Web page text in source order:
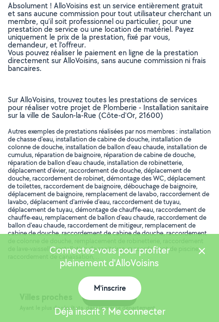
Absolument ! AlloVoisins est un service entièrement gratuit
et sans aucune commission pour tout utilisateur cherchant un
membre, qu’il soit professionnel ou particulier, pour une
prestation de service ou une location de matériel. Payez
uniquement le prix de la prestation, fixé par vous,
demandeur, et l’offreur.
Vous pouvez réaliser le paiement en ligne de la prestation
directement sur AlloVoisins, sans aucune commission ni frais
bancaires.
Sur AlloVoisins, trouvez toutes les prestations de services
pour réaliser votre projet de Plomberie - Installation sanitaire
sur la ville de Saulon-la-Rue (Côte-d'Or, 21600)
Autres exemples de prestations réalisées par nos membres : installation
de chasse d'eau, installation de cabine de douche, installation de
colonne de douche, installation de ballon d'eau chaude, installation de
cumulus, réparation de baignoire, réparation de cabine de douche,
réparation de ballon d'eau chaude, installation de robinetterie,
déplacement d'évier, raccordement de douche, déplacement de
douche, raccordement de robinet, démontage des WC, déplacement
de toilettes, raccordement de baignoire, débouchage de baignoire,
déplacement de baignoire, remplacement de lavabo, raccordement de
lavabo, déplacement d'arrivée d'eau, raccordement de tuyau,
déplacement de tuyau, démontage de chauffe-eau, raccordement de
chauffe-eau, remplacement de ballon d'eau chaude, raccordement de
ballon d'eau chaude, raccordement de mitigeur, remplacement de
cabine de douche, raccordement de cabine de douche, raccordement
de lave-vaisselle, installation de sanitaires, raccordement de piscine,
raccordement de canalisation, ..
Ayant le plus de résultats, dans le même département
Connectez-vous pour profiter
pleinement d'AlloVoisins
M'inscrire
Déjà inscrit ? Me connecter